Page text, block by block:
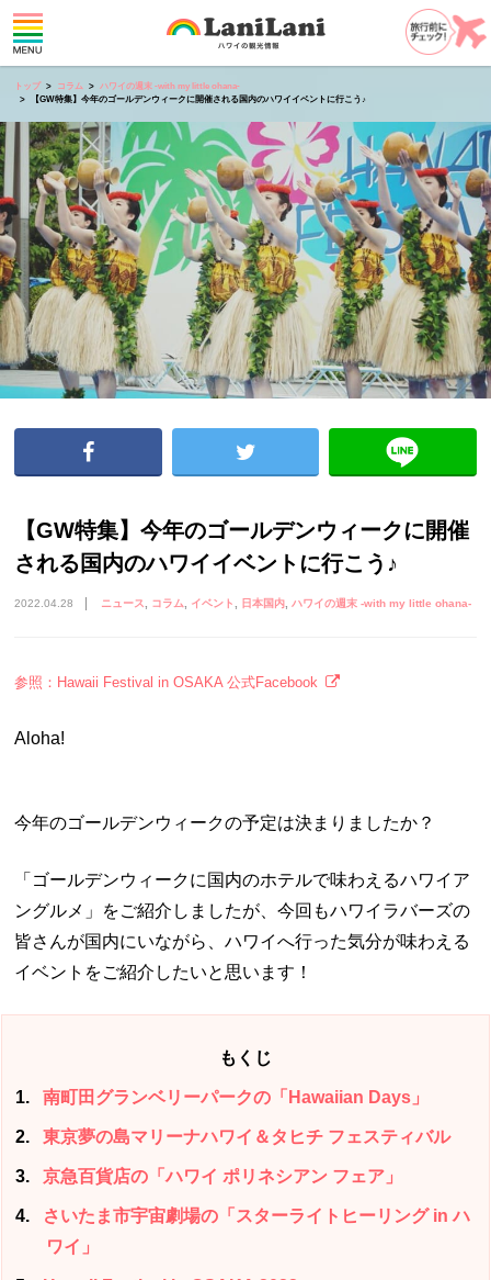
トップ コラム
ハワイの週末 -with my little ohana-
【GW特集】今年のゴールデンウィークに開催される国内のハワイイベントに行こう♪
【GW特集】今年のゴールデンウィークに開催
される国内のハワイイベントに行こう♪
2022.04.28 ニュース コラム イベント 日本国内 ハワイの週末 -with my little ohana-
参照：Hawaii Festival in OSAKA 公式Facebook
Aloha!
今年のゴールデンウィークの予定は決まりましたか？
「ゴールデンウィークに国内のホテルで味わえるハワイア
ングルメ」をご紹介しましたが、今回もハワイラバーズの
皆さんが国内にいながら、ハワイへ行った気分が味わえる
イベントをご紹介したいと思います！
もくじ
1 南町田グランベリーパークの「Hawaiian Days」
2 東京夢の島マリーナハワイ＆タヒチ フェスティバル
3 京急百貨店の「ハワイ ポリネシアン フェア」
4
さいたま市宇宙劇場の「スターライトヒーリング in ハ
ワイ」